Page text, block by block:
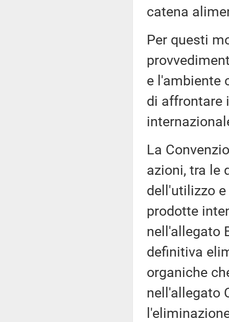
catena
Per questi
e l'ambiente
di affrontare
La
azioni, tra le
dell'utilizzo
prodotte
nell'allegato
definitiva
organiche
nell'allegato